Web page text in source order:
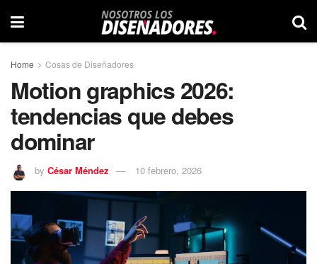
Home Cosas de Diseñadores
Motion graphics 2026:
tendencias que debes
dominar
by César Méndez 10 febrero, 2026